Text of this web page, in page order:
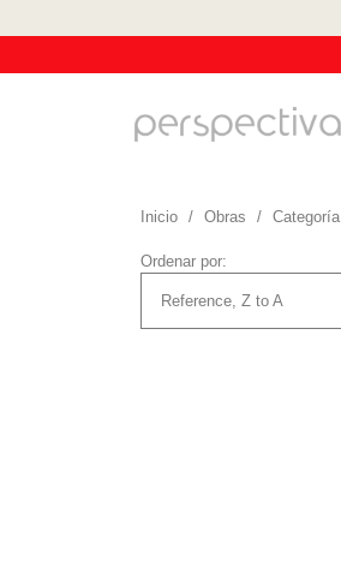
Inicio Obras Categoría
Ordenar por: